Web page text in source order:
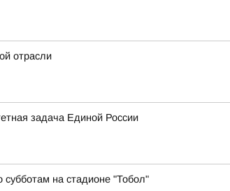
отрасли
задача Единой России
субботам на стадионе "Тобол"